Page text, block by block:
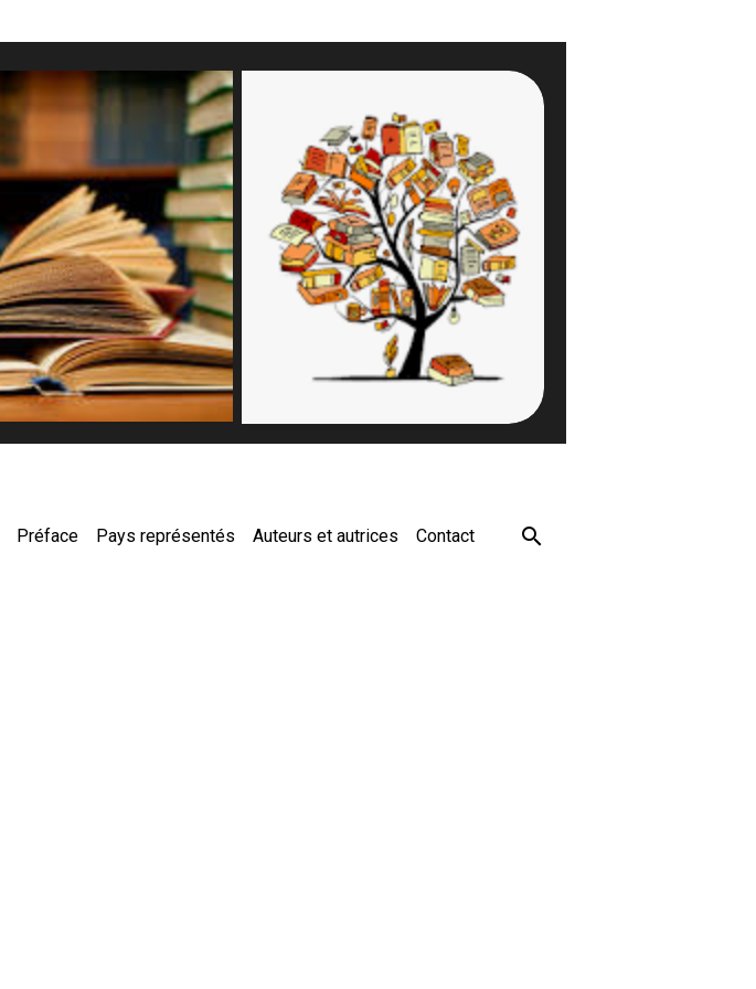
Préface Pays représentés Auteurs et autrices Contact